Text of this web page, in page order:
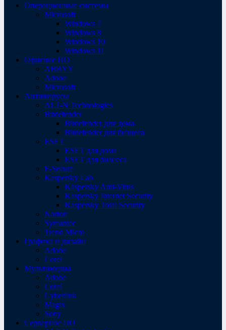
Операционные системы
Microsoft
Windows 7
Windows 8
Windows 10
Windows 11
Офисное ПО
ABBYY
Adobe
Microsoft
Антивирусы
ALT-N Technologies
Bitdefender
Bitdefender для дома
Bitdefender для бизнеса
ESET
ESET для дома
ESET для бизнеса
F-Secure
Kaspersky Lab
Kaspersky Anti-Virus
Kaspersky Internet Security
Kaspersky Total Security
Norton
Symantec
Trend Micro
Графика и дизайн
Adobe
Corel
Мультимедиа
Adobe
Corel
Cyberlink
Magix
Sony
Серверное ПО